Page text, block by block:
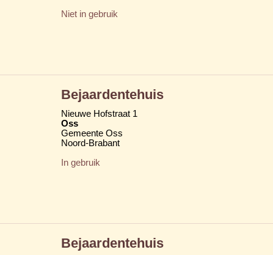
Niet in gebruik
Bejaardentehuis
Nieuwe Hofstraat 1
Oss
Gemeente Oss
Noord-Brabant
In gebruik
Bejaardentehuis